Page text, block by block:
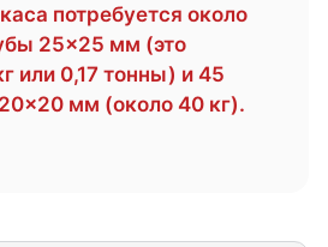
потребуется около
25×25 мм (это
или 0,17 тонны) и 45
мм (около 40 кг).